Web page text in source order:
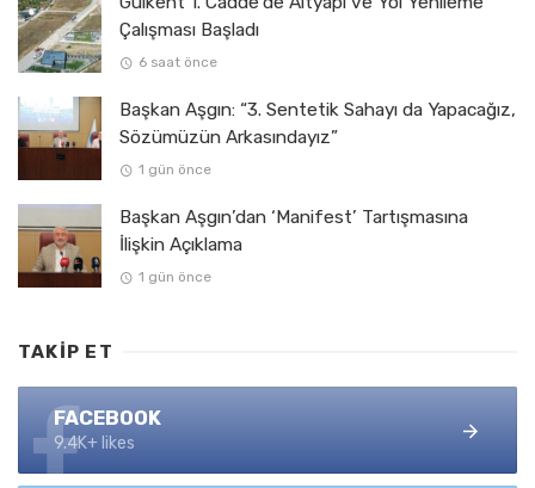
Çalışması Başladı
6 saat önce
Başkan Aşgın: “3. Sentetik Sahayı da Yapacağız,
Sözümüzün Arkasındayız”
1 gün önce
Başkan Aşgın’dan ‘Manifest’ Tartışmasına
İlişkin Açıklama
1 gün önce
TAKIP ET
FACEBOOK
9.4K+ likes